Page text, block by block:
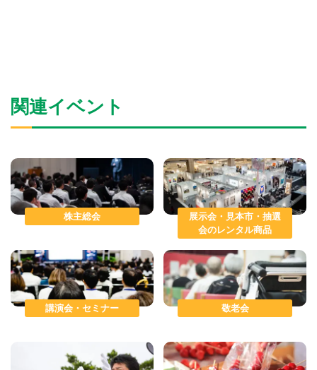
関連イベント
株主総会
展示会・見本市・抽選
会のレンタル商品
講演会・セミナー 敬老会